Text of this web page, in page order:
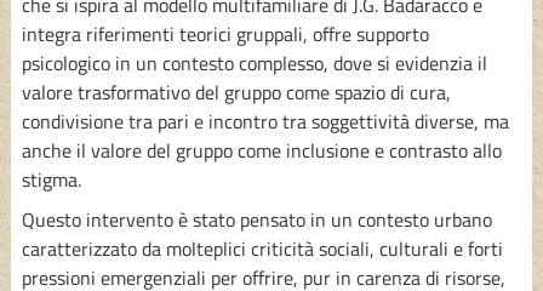
integra riferimenti teorici gruppali, offre supporto
psicologico in un contesto complesso, dove si evidenzia il
valore trasformativo del gruppo come spazio di cura,
condivisione tra pari e incontro tra soggettività diverse, ma
anche il valore del gruppo come inclusione e contrasto allo
stigma.
Questo intervento è stato pensato in un contesto urbano
caratterizzato da molteplici criticità sociali, culturali e forti
pressioni emergenziali per offrire, pur in carenza di risorse,